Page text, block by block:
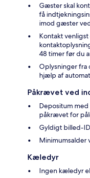
Gæster skal
få
imod gæster
Kontakt
48 timer før du
Oplysninger fra
hjælp af
Påkrævet ved
Depositum
påkrævet for
Gyldigt billed-
Minimumsalder
Kæledyr
Ingen kæledyr